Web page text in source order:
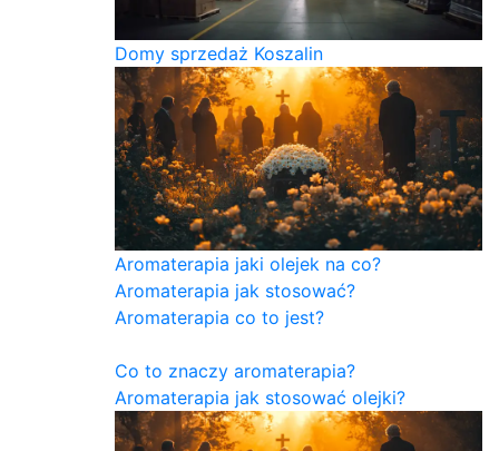
Domy sprzedaż Koszalin
Aromaterapia jaki olejek na co?
Aromaterapia jak stosować?
Aromaterapia co to jest?
Co to znaczy aromaterapia?
Aromaterapia jak stosować olejki?